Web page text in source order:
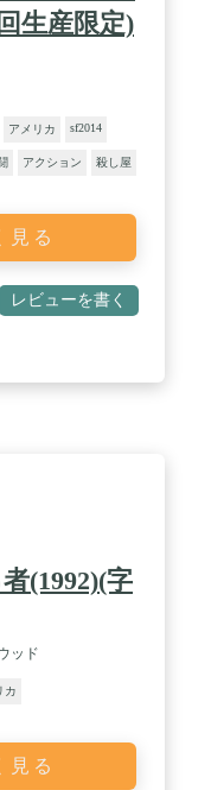
生産限定)
アメリカ sf2014
アクション 殺し屋
見る
レビューを書く
(1992)(字
ッド
カ
見る